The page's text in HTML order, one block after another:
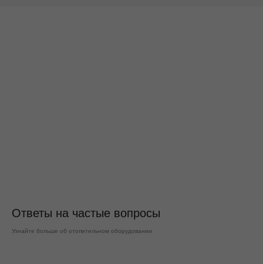
Ответы на частые вопросы
Узнайте больше об отопительном оборудовании